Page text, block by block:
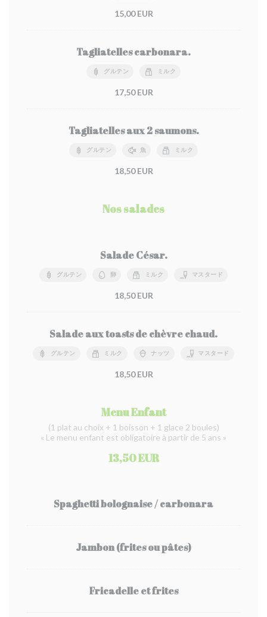
15,00 EUR
Tagliatelles carbonara.
グルテン ミルク
17,50 EUR
Tagliatelles aux 2 saumons.
グルテン 魚 ミルク
18,50 EUR
Nos salades
Salade César.
グルテン 卵 ミルク マスタード
18,50 EUR
Salade aux toasts de chèvre chaud.
グルテン ミルク ナッツ マスタード
18,50 EUR
Menu Enfant
(1 plat au choix + 1 boisson + 1 glace 2 boules)
« Le menu enfant est obligatoire à partir de 5 ans »
13,50 EUR
Spaghetti bolognaise / carbonara
Jambon (frites ou pâtes)
Fricadelle et frites